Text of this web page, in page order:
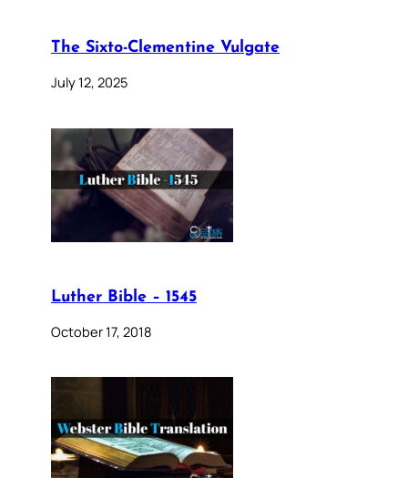
The Sixto-Clementine Vulgate
July 12, 2025
Luther Bible – 1545
October 17, 2018